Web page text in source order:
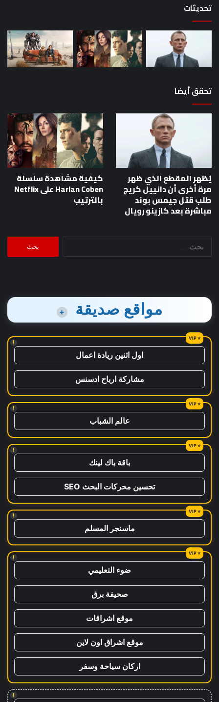
تحديثات
تحقق أيضا
يُظهر المقطع الذي ظهر
مرة أخرى أن دانييل كريج
طلب قتل جيمس بوند
مباشرة بعد كازينو رويال
كيفية مشاهدة سلسلة
Harlan Coben على Netflix
بالترتيب
مواقع صديقة +
!
اول اثنين ريادة اعمال
مشاركة ارباح ادسنس
!
عالم الشباب
!
باقة باك لينك
تحسين محركات البحث SEO
!
ماسنجر المسلم
!
ضوء التعليمي
صحيفة برق
موقع اشراقات
موقع اشراق اون لاين
اركان سياحة وسفر
!